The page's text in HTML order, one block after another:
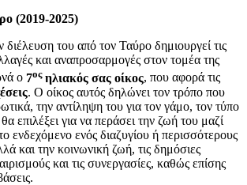
(2019-2025)
του από τον Ταύρο δημιουργεί τις
και αναπροσαρμογές στον τομέα της
ο 7οςηλιακός σας οίκος, που αφορά τις
. Ο οίκος αυτός δηλώνει τον τρόπο που
την αντίληψη του για τον γάμο, τον τύπο
επιλέξει για να περάσει την ζωή του μαζί
ενδεχόμενο ενός διαζυγίου ή περισσότερους
και την κοινωνική ζωή, τις δημόσιες
και τις συνεργασίες, καθώς επίσης